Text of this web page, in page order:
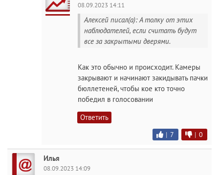
08.09.2023 14:11
Алексей писал(а): А толку от этих
наблюдателей, если считать будут
все за закрытыми дверями.
Как это обычно и происходит. Камеры
закрывают и начинают закидывать пачки
бюллетеней, чтобы кое кто точно
победил в голосовании
Ответить
| 7 | 0
Илья
08.09.2023 14:09